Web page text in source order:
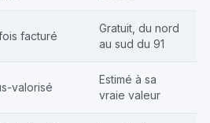
facturé
Gratuit, du nord
au sud du 91
valorisé
Estimé à sa
vraie valeur